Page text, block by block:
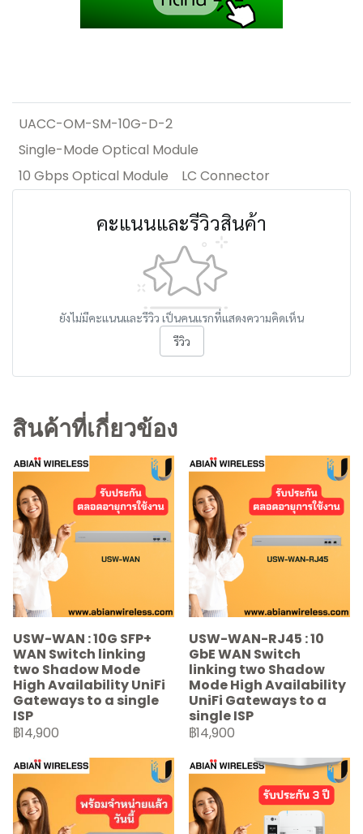
UACC-OM-SM-10G-D-2
Single-Mode Optical Module
10 Gbps Optical Module
LC Connector
คะแนนและรีวิวสินค้า
ยังไม่มีคะแนนและรีวิว เป็นคนแรกที่แสดงความคิดเห็น
รีวิว
สินค้าที่เกี่ยวข้อง
USW-WAN : 10G SFP+
WAN Switch linking
two Shadow Mode
High Availability UniFi
Gateways to a single
ISP
฿14,900
USW-WAN-RJ45 : 10
GbE WAN Switch
linking two Shadow
Mode High Availability
UniFi Gateways to a
single ISP
฿14,900